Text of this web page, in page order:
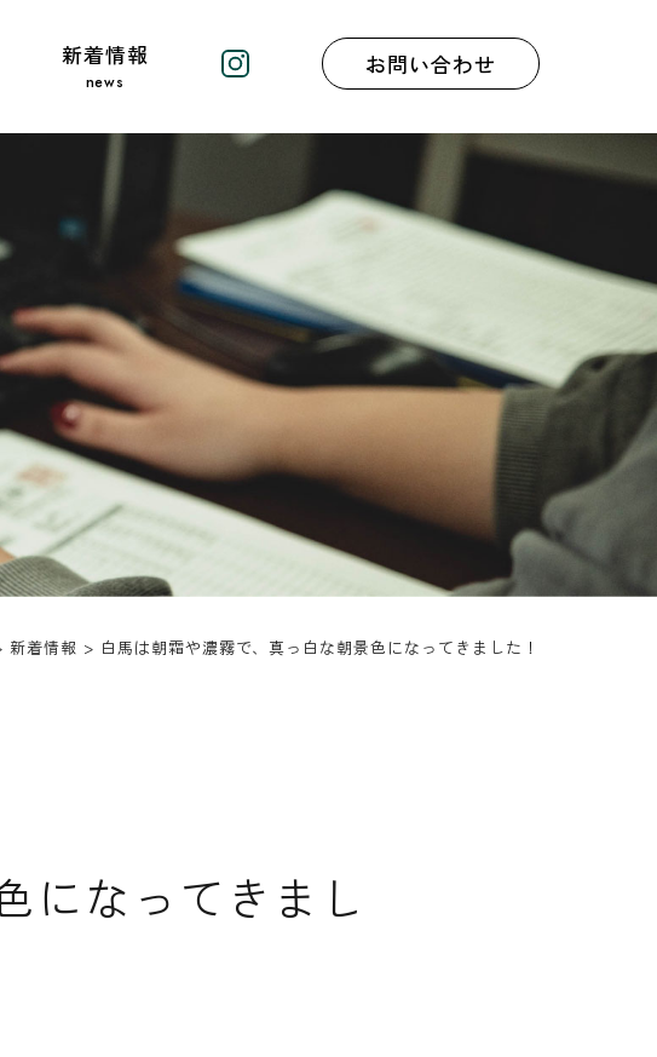
新着情報 お問い合わせ
新着情報 > 白馬は朝霜や濃霧で、真っ白な朝景色になってきました！
になってきまし